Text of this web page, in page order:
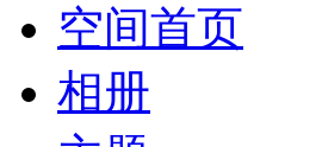
空间首页
相册